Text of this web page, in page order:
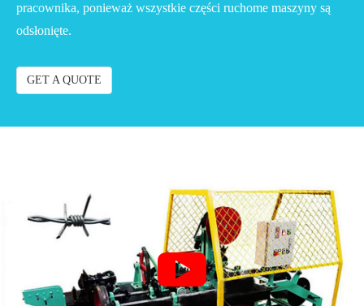
pracownika, ponieważ wszystkie części ruchome maszyny są
odsłonięte.
GET A QUOTE
